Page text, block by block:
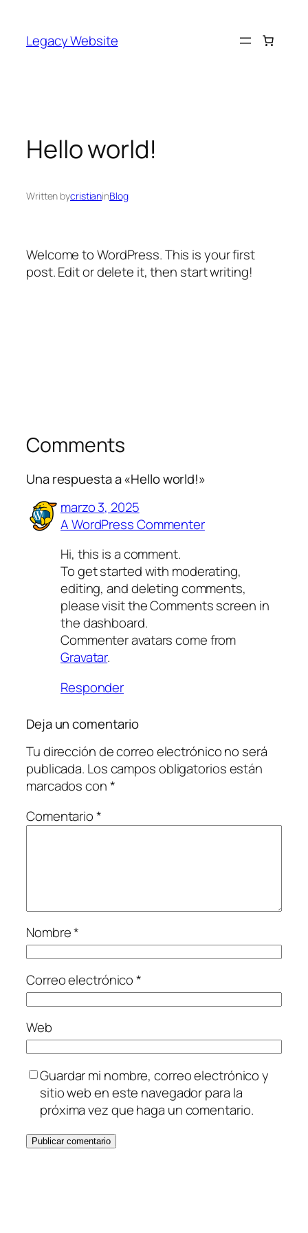
contenido
Legacy Website
Hello world!
Written bycristianinBlog
Welcome to WordPress. This is your first
post. Edit or delete it, then start writing!
Comments
Una respuesta a «Hello world!»
marzo 3, 2025
A WordPress Commenter
Hi, this is a comment.
To get started with moderating,
editing, and deleting comments,
please visit the Comments screen in
the dashboard.
Commenter avatars come from
Gravatar.
Responder
Deja un comentario
Tu dirección de correo electrónico no será
publicada. Los campos obligatorios están
marcados con*
Comentario*
Nombre*
Correo electrónico*
Web
Guardar mi nombre, correo electrónico y
sitio web en este navegador para la
próxima vez que haga un comentario.